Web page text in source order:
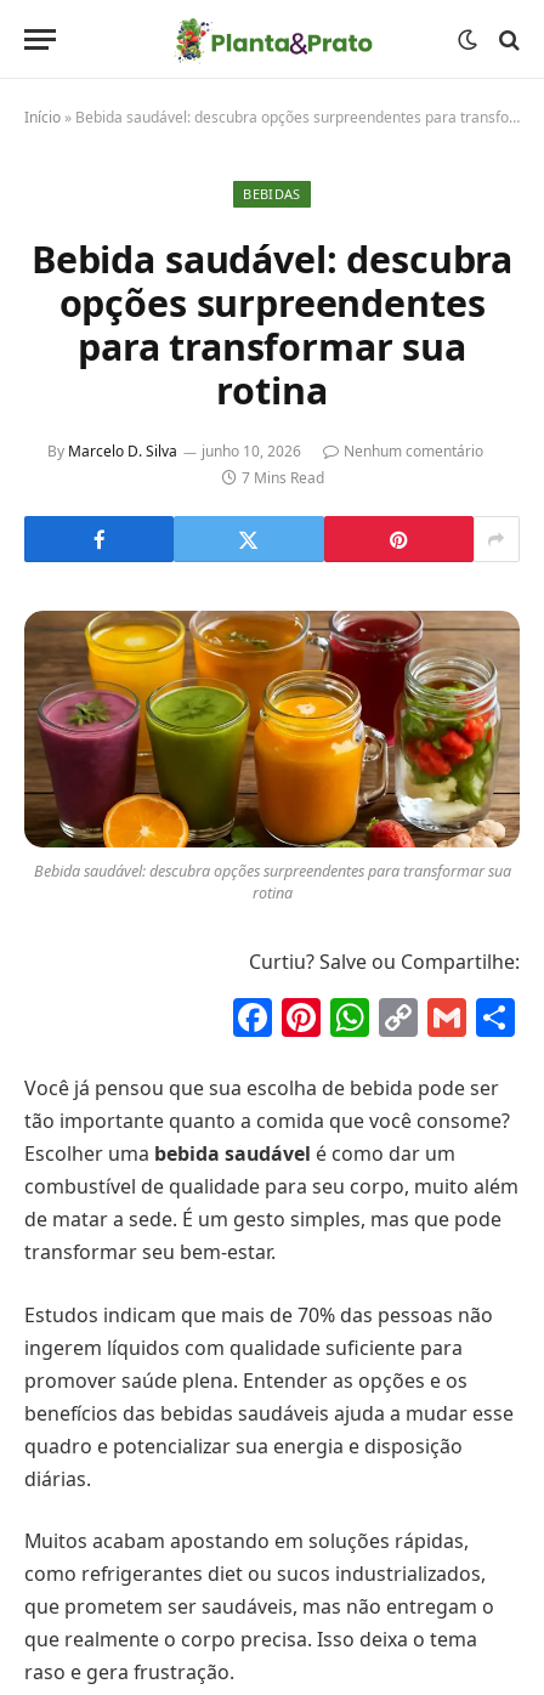
Início » Bebida saudável: descubra opções surpreendentes para transformar sua rotina
BEBIDAS
Bebida saudável: descubra
opções surpreendentes
para transformar sua
rotina
By Marcelo D. Silva junho 10, 2026
Nenhum comentário
7 Mins Read
Bebida saudável: descubra opções surpreendentes para transformar sua
rotina
Curtiu? Salve ou Compartilhe:
Facebook
Pinterest
Copy
Você já pensou que sua escolha de bebida pode ser
tão importante quanto a comida que você consome?
Escolher uma bebida saudável é como dar um
combustível de qualidade para seu corpo, muito além
de matar a sede. É um gesto simples, mas que pode
transformar seu bem-estar.
Estudos indicam que mais de 70% das pessoas não
ingerem líquidos com qualidade suficiente para
promover saúde plena. Entender as opções e os
benefícios das bebidas saudáveis ajuda a mudar esse
quadro e potencializar sua energia e disposição
diárias.
Muitos acabam apostando em soluções rápidas,
como refrigerantes diet ou sucos industrializados,
que prometem ser saudáveis, mas não entregam o
que realmente o corpo precisa. Isso deixa o tema
raso e gera frustração.